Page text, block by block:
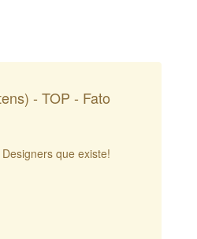
- TOP - Fato
que existe!